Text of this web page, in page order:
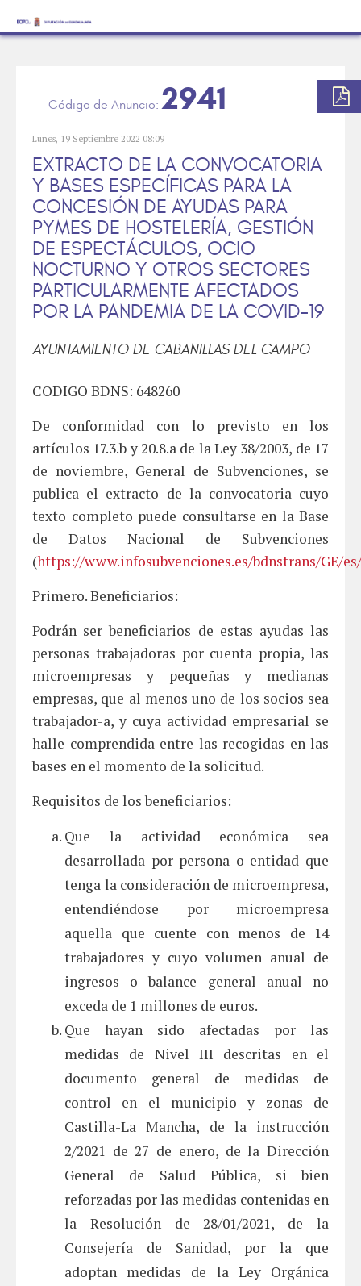
Lunes, 19 Septiembre 2022 08:09
EXTRACTO DE LA CONVOCATORIA
Y BASES ESPECÍFICAS PARA LA
CONCESIÓN DE AYUDAS PARA
PYMES DE HOSTELERÍA, GESTIÓN
DE ESPECTÁCULOS, OCIO
NOCTURNO Y OTROS SECTORES
PARTICULARMENTE AFECTADOS
POR LA PANDEMIA DE LA COVID-19
AYUNTAMIENTO DE CABANILLAS DEL CAMPO
2941
CODIGO BDNS: 648260
De conformidad con lo previsto en los
artículos 17.3.b y 20.8.a de la Ley 38/2003, de 17
de noviembre, General de Subvenciones, se
publica el extracto de la convocatoria cuyo
texto completo puede consultarse en la Base
de Datos Nacional de Subvenciones
(https://www.infosubvenciones.es/bdnstrans/GE/
Primero. Beneficiarios:
Podrán ser beneficiarios de estas ayudas las
personas trabajadoras por cuenta propia, las
microempresas y pequeñas y medianas
empresas, que al menos uno de los socios sea
trabajador-a, y cuya actividad empresarial se
halle comprendida entre las recogidas en las
bases en el momento de la solicitud.
Requisitos de los beneficiarios:
Que la actividad económica sea
desarrollada por persona o entidad que
tenga la consideración de microempresa,
entendiéndose por microempresa
aquella que cuente con menos de 14
trabajadores y cuyo volumen anual de
ingresos o balance general anual no
exceda de 1 millones de euros.
Que hayan sido afectadas por las
medidas de Nivel III descritas en el
documento general de medidas de
control en el municipio y zonas de
Castilla-La Mancha, de la instrucción
2/2021 de 27 de enero, de la Dirección
General de Salud Pública, si bien
reforzadas por las medidas contenidas en
la Resolución de 28/01/2021, de la
Consejería de Sanidad, por la que
adoptan medidas de la Ley Orgánica